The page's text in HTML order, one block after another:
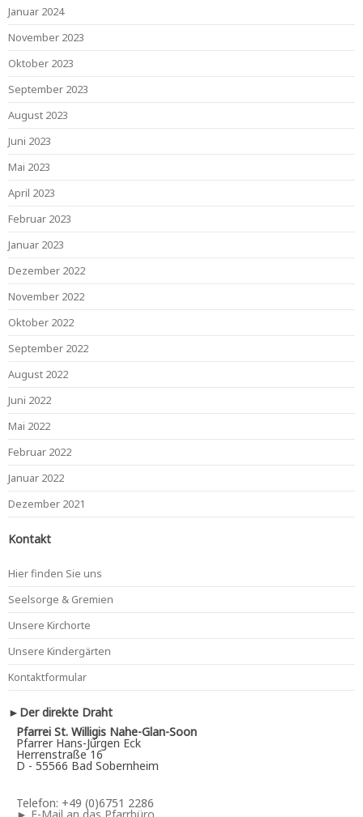
Januar 2024
November 2023
Oktober 2023
September 2023
August 2023
Juni 2023
Mai 2023
April 2023
Februar 2023
Januar 2023
Dezember 2022
November 2022
Oktober 2022
September 2022
August 2022
Juni 2022
Mai 2022
Februar 2022
Januar 2022
Dezember 2021
Kontakt
Hier finden Sie uns
Seelsorge & Gremien
Unsere Kirchorte
Unsere Kindergärten
Kontaktformular
►Der direkte Draht
Pfarrei St. Willigis Nahe-Glan-Soon
Pfarrer Hans-Jürgen Eck
Herrenstraße 16
D - 55566 Bad Sobernheim
Telefon: +49 (0)6751 2286